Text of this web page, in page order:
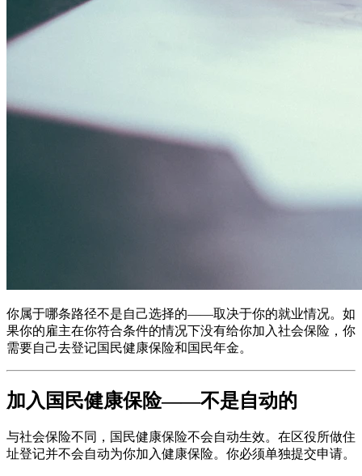
你属于哪条路径不是自己选择的——取决于你的就业情况。如
果你的雇主在你符合条件的情况下没有给你加入社会保险，你
需要自己去登记国民健康保险和国民年金。
加入国民健康保险——不是自动的
与社会保险不同，国民健康保险不会自动生效。在区役所做住
址登记并不会自动为你加入健康保险。你必须单独提交申请。